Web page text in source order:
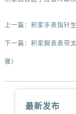
上一篇： 积家手表指针
下一篇： 积家腕表表带
骤）
最新发布